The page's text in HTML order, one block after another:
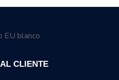
CLIENTE